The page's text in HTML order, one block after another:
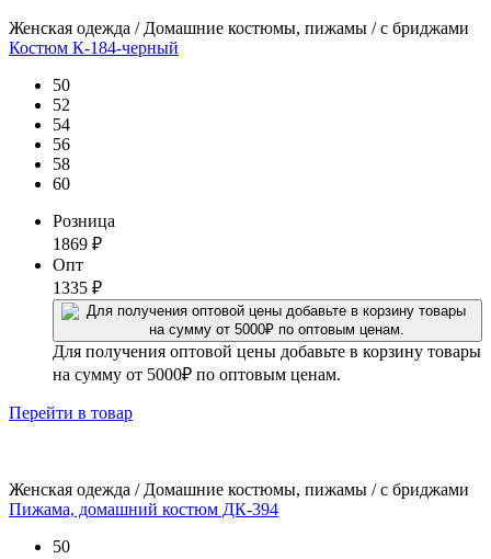
Женская одежда / Домашние костюмы, пижамы / с бриджами
Костюм К-184-черный
50
52
54
56
58
60
Розница
1869 ₽
Опт
1335 ₽
Для получения оптовой цены добавьте в корзину товары
на сумму от 5000₽ по оптовым ценам.
Перейти в товар
Женская одежда / Домашние костюмы, пижамы / с бриджами
Пижама, домашний костюм ДК-394
50